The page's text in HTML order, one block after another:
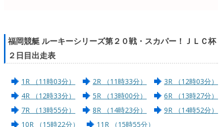
福岡競艇 ルーキーシリーズ第２０戦・スカパー！ＪＬＣ杯
２日目出走表
1R （11時03分） 2R （11時33分）
3R （12時03分）
4R （12時33分）
5R （13時00分）
6R （13時27分）
7R （13時55分）
8R （14時23分）
9R （14時52分）
10R （15時22分）
11R （15時55分）